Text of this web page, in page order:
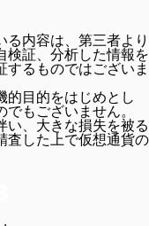
る内容は、第三者より
検証、分析した情報を
するものではございま
的目的をはじめとし
もございません。
い、大きな損失を被る
査した上で仮想通貨の